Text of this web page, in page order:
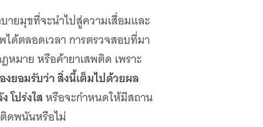
ายมุขที่จะนำไปสู่ความเสื่อมและ
ด้ตลอดเวลา การตรวจสอบที่มา
มาย หรือค้ายาเสพติด เพราะ
ยอมรับว่า สิ่งนี้เต็มไปด้วยผล
โปร่งใสหรือจะกำหนดให้มีสถาน
ดพนันหรือไม่